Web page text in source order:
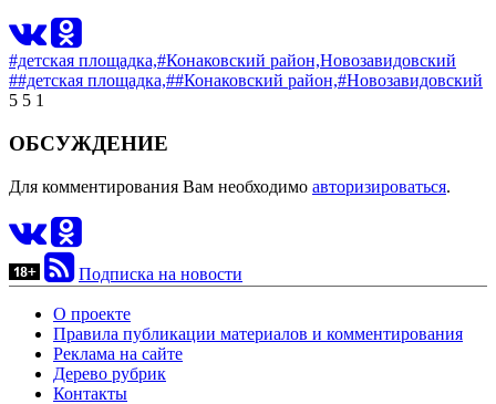
#детская площадка,#Конаковский район,Новозавидовский
##детская площадка,##Конаковский район,#Новозавидовский
5 5 1
ОБСУЖДЕНИЕ
Для комментирования Вам необходимо авторизироваться.
Подписка на новости
О проекте
Правила публикации материалов и комментирования
Реклама на сайте
Дерево рубрик
Контакты